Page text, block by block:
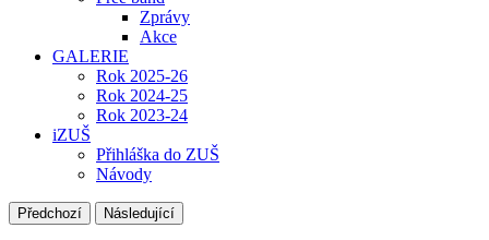
Zprávy
Akce
GALERIE
Rok 2025-26
Rok 2024-25
Rok 2023-24
iZUŠ
Přihláška do ZUŠ
Návody
Předchozí Následující